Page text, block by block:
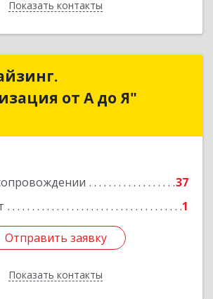
Показать контакты
Назад
от А до Я"
37
1
Отправить заявку
Показать контакты
1С:Франчайзинг.
от А до Я"
Подробнее
Отправить заявку
Назад